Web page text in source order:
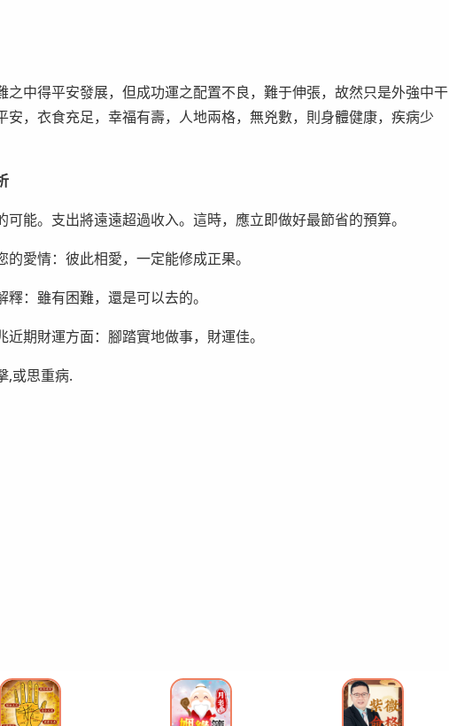
中得平安發展，但成功運之配置不良，難于伸張，故然只是外強中干
，衣食充足，幸福有壽，人地兩格，無兇數，則身體健康，疾病少
可能。支出將遠遠超過收入。這時，應立即做好最節省的預算。
愛情：彼此相愛，一定能修成正果。
：雖有困難，還是可以去的。
期財運方面：腳踏實地做事，財運佳。
或思重病.